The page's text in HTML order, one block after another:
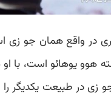
در واقع همان جو
هوو یوهائو است، با او
زی در طبیعت یکدیگر